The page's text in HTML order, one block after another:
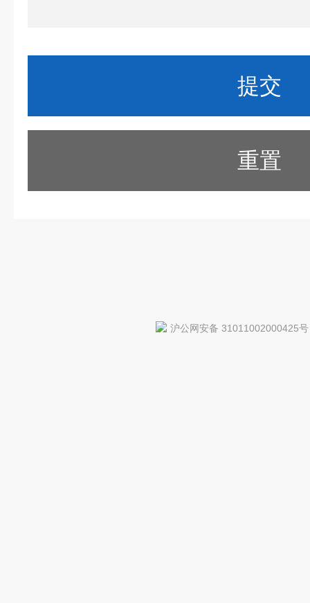
重置
沪公网安备 31011002000425号